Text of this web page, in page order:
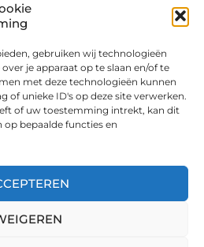
gebruiken wij technologieën
je apparaat op te slaan en/of te
met deze technologieën kunnen
of unieke ID's op deze site verwerken.
of uw toestemming intrekt, kan dit
op bepaalde functies en